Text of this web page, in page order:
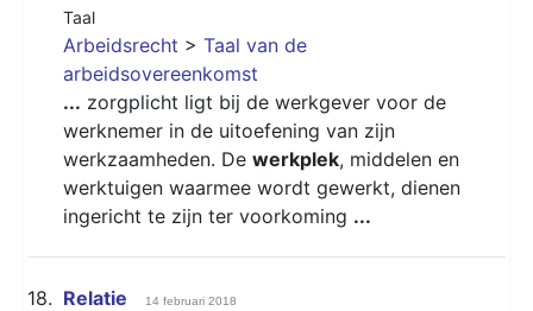
Taal
Arbeidsrecht > Taal van de
arbeidsovereenkomst
... zorgplicht ligt bij de werkgever voor de
werknemer in de uitoefening van zijn
werkzaamheden. De werkplek, middelen en
werktuigen waarmee wordt gewerkt, dienen
ingericht te zijn ter voorkoming ...
18. Relatie 14 februari 2018